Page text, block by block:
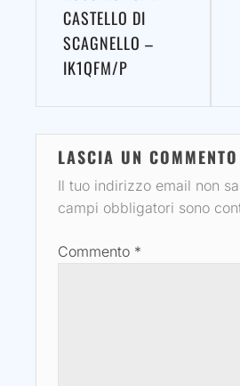
CASTELLO DI
SCAGNELLO –
IK1QFM/P
LASCIA UN COMMENTO
Il tuo indirizzo email non
campi obbligatori sono
Commento *